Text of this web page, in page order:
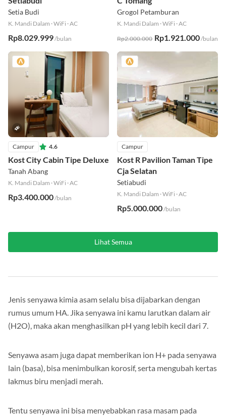
Setia Budi
K. Mandi Dalam ·WiFi ·AC
Rp8.029.999/bulan
Grogol Petamburan
K. Mandi Dalam ·WiFi ·AC
Rp2.000.000 Rp1.921.000/bulan
Campur 4.6
Kost City Cabin Tipe Deluxe
Tanah Abang
K. Mandi Dalam ·WiFi ·AC
Rp3.400.000/bulan
Campur
Kost R Pavilion Taman Tipe
Cja Selatan
Setiabudi
K. Mandi Dalam ·WiFi ·AC
Rp5.000.000/bulan
Lihat Semua
Jenis senyawa kimia asam selalu bisa dijabarkan dengan
rumus umum HA. Jika senyawa ini kamu larutkan dalam air
(H2O), maka akan menghasilkan pH yang lebih kecil dari 7.
Senyawa asam juga dapat memberikan ion H+ pada senyawa
lain (basa), bisa menimbulkan korosif, serta mengubah kertas
lakmus biru menjadi merah.
Tentu senyawa ini bisa menyebabkan rasa masam pada